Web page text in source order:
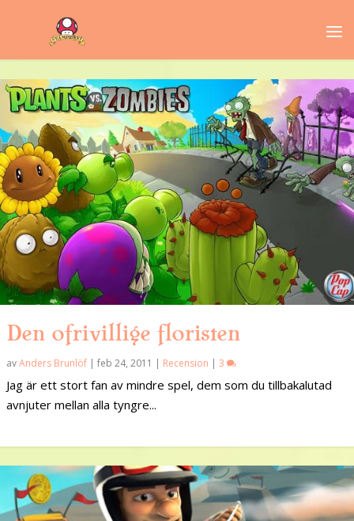
Den ofrivillige floristen
avAnders Brunlöf | feb 24, 2011 | Recension | 3
Jag är ett stort fan av mindre spel, dem som du tillbakalutad
avnjuter mellan alla tyngre...